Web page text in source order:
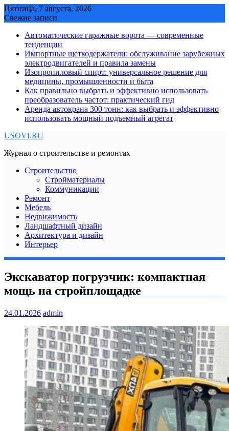
Skip
to
Пятница, 7 августа, 2026
Свежие записи
Автоматические гаражные ворота — современные
тенденции
Импортные щеткодержатели: обслуживание зарубежных
электродвигателей и правила замены
Изопропиловый спирт: универсальное решение для
медицины, промышленности и быта
Как правильно выбрать и эффективно использовать
преобразователь частот: практический гид
Аренда автокрана 300 тонн: как выбрать и эффективно
использовать мощный подъемный агрегат
USOVI.RU
Журнал о строительстве и ремонтах
Строительство
Стройматериалы
Коммуникации
Ремонт
Мебель
Недвижимость
Ландшафтный дизайн
Архитектура и дизайн
Интерьер
Экскаватор погрузчик: компактная
мощь на стройплощадке
24.01.2026 admin